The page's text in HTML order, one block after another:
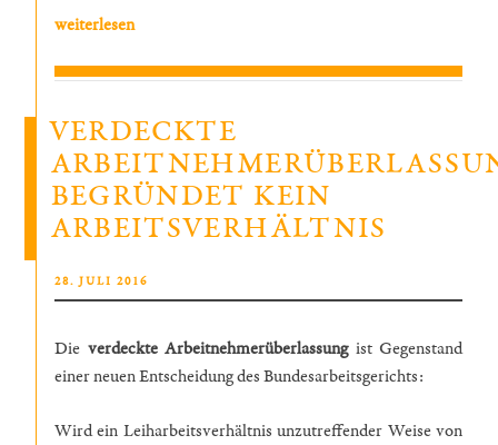
„Der
des
Gesellschafters
einer
GbR“
weiterlesen
VERDECKTE
BEGRÜNDET KEIN
ARBEITSVERHÄLTNIS
VERÖFFENTLICHT
28. JULI 2016
Die verdeckte Arbeitnehmerüberlassungist Gegenstand
einer neuen Entscheidung des Bundesarbeitsgerichts:
Wird ein Leiharbeitsverhältnis unzutreffender Weise von